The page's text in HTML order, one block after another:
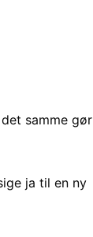
samme gør
ja til en ny